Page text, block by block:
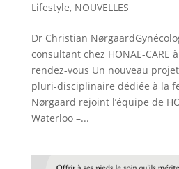
Lifestyle, NOUVELLES
Dr Christian
consultant chez HONAE-CARE
rendez-vous Un nouveau
pluri-disciplinaire dédiée à la
Nørgaard rejoint l’équipe de
Waterloo –...